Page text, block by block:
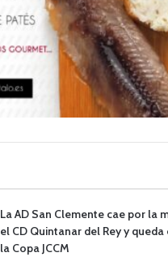
La AD San Clemente cae por la
el CD Quintanar del Rey y
la Copa JCCM